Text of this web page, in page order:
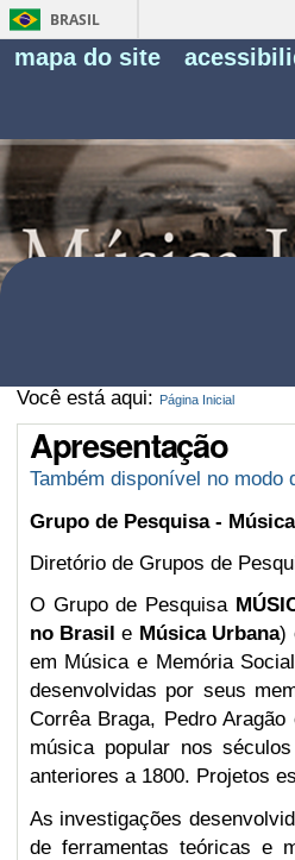
BRASIL
mapa do site
Você está aqui: Página Inicial
Apresentação
Também disponível no modo
Grupo de Pesquisa -
Diretório de Grupos de
O Grupo de Pesquisa
no Brasil e Música Urbana)
em Música e Memória
desenvolvidas por seus
Corrêa Braga, Pedro
música popular nos
anteriores a 1800. Projetos
As investigações
de ferramentas teóricas e